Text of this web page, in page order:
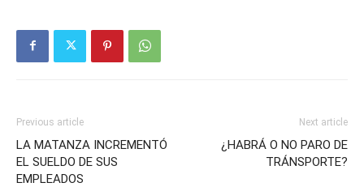
Previous article
LA MATANZA INCREMENTÓ
EL SUELDO DE SUS
EMPLEADOS
Next article
¿HABRÁ O NO PARO DE
TRÁNSPORTE?